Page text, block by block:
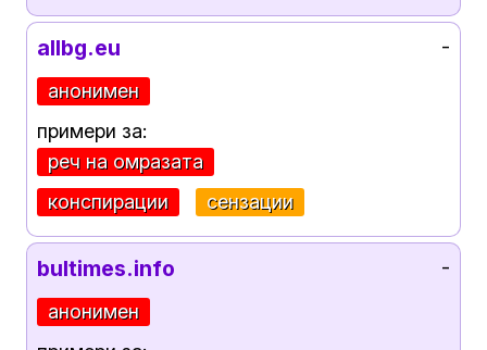
allbg.eu
анонимен
примери за:
реч на омразата
конспирации
сензации
-
bultimes.info
анонимен
-